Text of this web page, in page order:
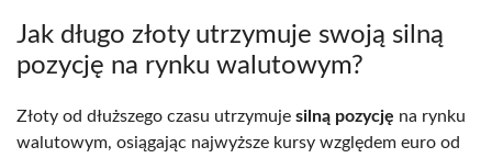
Jak długo złoty utrzymuje swoją silną
pozycję na rynku walutowym?
Złoty od dłuższego czasu utrzymuje silną pozycję na rynku
walutowym, osiągając najwyższe kursy względem euro od